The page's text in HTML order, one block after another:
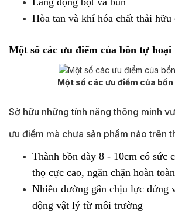
Hòa tan và khí hóa chất thải hữu
Một số các ưu điểm của bồn tự hoại
Một số các ưu điểm của bồn
Sở hữu những tính năng thông minh
ưu điểm mà chưa sản phẩm nào trên
Thành bồn dày 8 - 10cm có sức
thọ cực cao, ngăn chặn hoàn
Nhiều đường gân chịu lực đứng
động vật lý từ môi trường